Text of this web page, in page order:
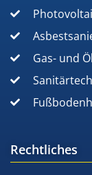
Gas- und
Rechtliches